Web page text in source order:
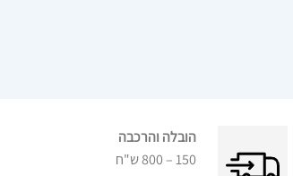
הובלה והרכבה
150 – 800 ש"ח